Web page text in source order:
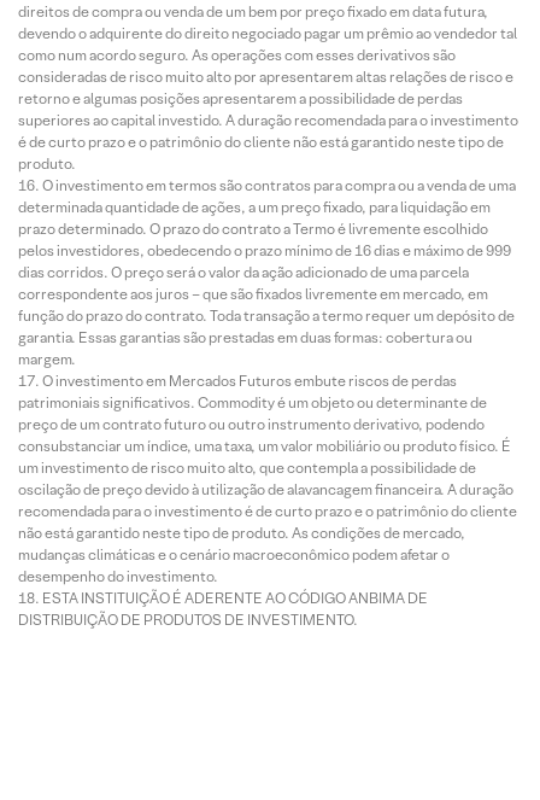
direitos de compra ou venda de um bem por preço fixado em data futura,
devendo o adquirente do direito negociado pagar um prêmio ao vendedor tal
como num acordo seguro. As operações com esses derivativos são
consideradas de risco muito alto por apresentarem altas relações de risco e
retorno e algumas posições apresentarem a possibilidade de perdas
superiores ao capital investido. A duração recomendada para o investimento
é de curto prazo e o patrimônio do cliente não está garantido neste tipo de
produto.
O investimento em termos são contratos para compra ou a venda de uma
determinada quantidade de ações, a um preço fixado, para liquidação em
prazo determinado. O prazo do contrato a Termo é livremente escolhido
pelos investidores, obedecendo o prazo mínimo de 16 dias e máximo de 999
dias corridos. O preço será o valor da ação adicionado de uma parcela
correspondente aos juros – que são fixados livremente em mercado, em
função do prazo do contrato. Toda transação a termo requer um depósito de
garantia. Essas garantias são prestadas em duas formas: cobertura ou
margem.
O investimento em Mercados Futuros embute riscos de perdas
patrimoniais significativos. Commodity é um objeto ou determinante de
preço de um contrato futuro ou outro instrumento derivativo, podendo
consubstanciar um índice, uma taxa, um valor mobiliário ou produto físico. É
um investimento de risco muito alto, que contempla a possibilidade de
oscilação de preço devido à utilização de alavancagem financeira. A duração
recomendada para o investimento é de curto prazo e o patrimônio do cliente
não está garantido neste tipo de produto. As condições de mercado,
mudanças climáticas e o cenário macroeconômico podem afetar o
desempenho do investimento.
ESTA INSTITUIÇÃO É ADERENTE AO CÓDIGO ANBIMA DE
DISTRIBUIÇÃO DE PRODUTOS DE INVESTIMENTO.